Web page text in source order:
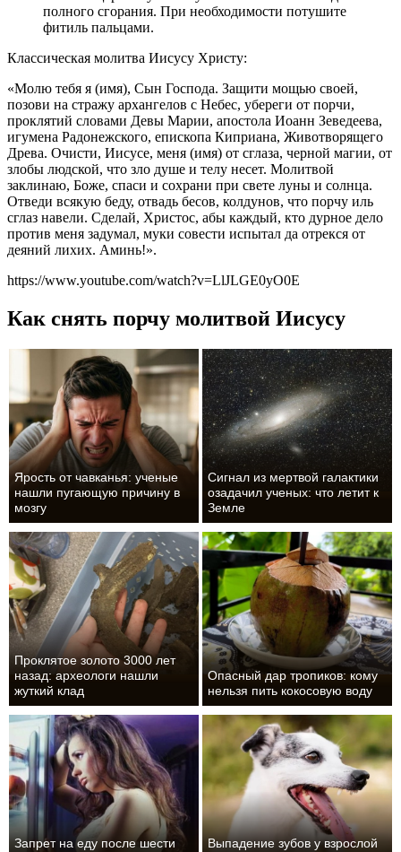
полного сгорания. При необходимости потушите
фитиль пальцами.
Классическая молитва Иисусу Христу:
«Молю тебя я (имя), Сын Господа. Защити мощью своей,
позови на стражу архангелов с Небес, убереги от порчи,
проклятий словами Девы Марии, апостола Иоанн Зеведеева,
игумена Радонежского, епископа Киприана, Животворящего
Древа. Очисти, Иисусе, меня (имя) от сглаза, черной магии, от
злобы людской, что зло душе и телу несет. Молитвой
заклинаю, Боже, спаси и сохрани при свете луны и солнца.
Отведи всякую беду, отвадь бесов, колдунов, что порчу иль
сглаз навели. Сделай, Христос, абы каждый, кто дурное дело
против меня задумал, муки совести испытал да отрекся от
деяний лихих. Аминь!».
https://www.youtube.com/watch?v=LlJLGE0yO0E
Как снять порчу молитвой Иисусу
Ярость от чавканья: ученые
нашли пугающую причину в
мозгу
Сигнал из мертвой галактики
озадачил ученых: что летит к
Земле
Проклятое золото 3000 лет
назад: археологи нашли
жуткий клад
Опасный дар тропиков: кому
нельзя пить кокосовую воду
Запрет на еду после шести
Выпадение зубов у взрослой